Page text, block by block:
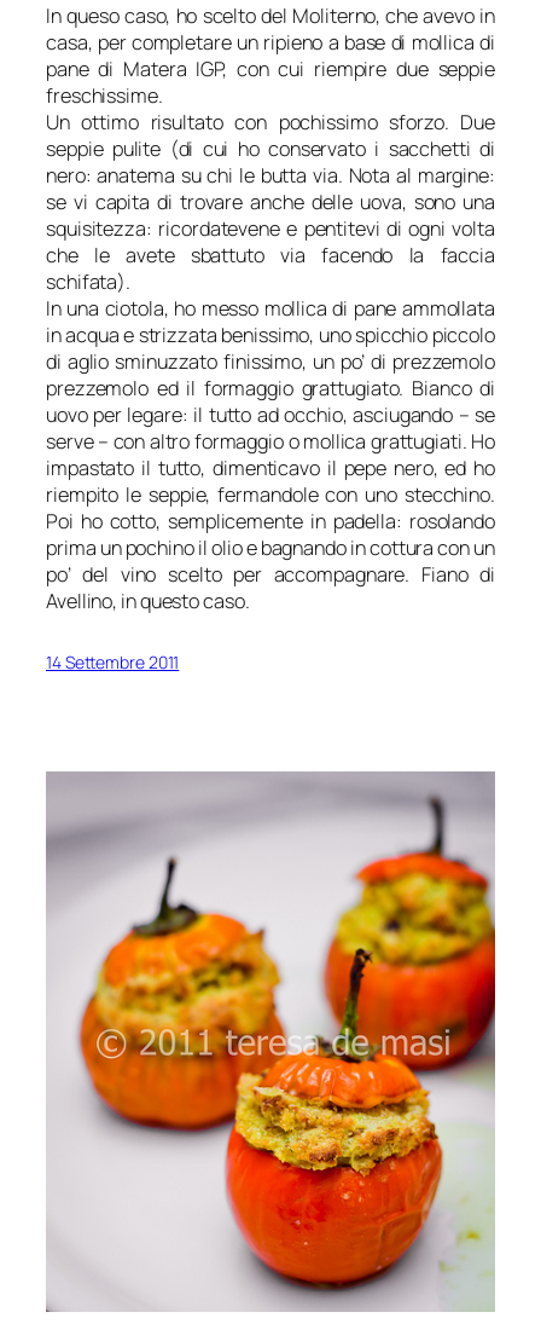
In queso caso, ho scelto del Moliterno, che avevo in
casa, per completare un ripieno a base di mollica di
pane di Matera IGP, con cui riempire due seppie
freschissime.
Un ottimo risultato con pochissimo sforzo. Due
seppie pulite (di cui ho conservato i sacchetti di
nero: anatema su chi le butta via. Nota al margine:
se vi capita di trovare anche delle uova, sono una
squisitezza: ricordatevene e pentitevi di ogni volta
che le avete sbattuto via facendo la faccia
schifata).
In una ciotola, ho messo mollica di pane ammollata
in acqua e strizzata benissimo, uno spicchio piccolo
di aglio sminuzzato finissimo, un po’ di prezzemolo
prezzemolo ed il formaggio grattugiato. Bianco di
uovo per legare: il tutto ad occhio, asciugando – se
serve – con altro formaggio o mollica grattugiati. Ho
impastato il tutto, dimenticavo il pepe nero, ed ho
riempito le seppie, fermandole con uno stecchino.
Poi ho cotto, semplicemente in padella: rosolando
prima un pochino il olio e bagnando in cottura con un
po’ del vino scelto per accompagnare. Fiano di
Avellino, in questo caso.
14 Settembre 2011